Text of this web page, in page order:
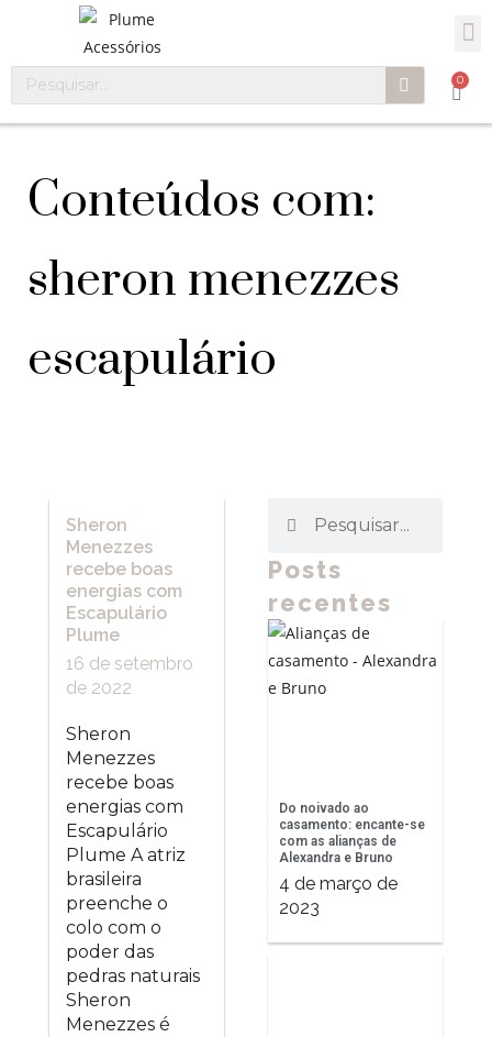
0
Conteúdos com:
sheron menezzes
escapulário
Sheron
Menezzes
recebe boas
energias com
Escapulário
Plume
16 de setembro
de 2022
Sheron
Menezzes
recebe boas
energias com
Escapulário
Plume A atriz
brasileira
preenche o
colo com o
poder das
pedras naturais
Sheron
Menezzes é
Posts
recentes
Do noivado ao
casamento: encante-se
com as alianças de
Alexandra e Bruno
4 de março de
2023